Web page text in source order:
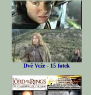
Dvě Veže - 15 fotek